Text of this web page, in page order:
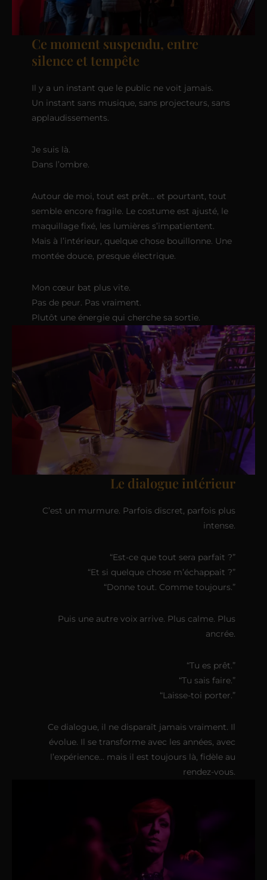
Ce moment suspendu, entre
silence et tempête
Il y a un instant que le public ne voit jamais.
Un instant sans musique, sans projecteurs, sans
applaudissements.
Je suis là.
Dans l’ombre.
Autour de moi, tout est prêt… et pourtant, tout
semble encore fragile. Le costume est ajusté, le
maquillage fixé, les lumières s’impatientent.
Mais à l’intérieur, quelque chose bouillonne. Une
montée douce, presque électrique.
Mon cœur bat plus vite.
Pas de peur. Pas vraiment.
Plutôt une énergie qui cherche sa sortie.
Le dialogue intérieur
C’est un murmure. Parfois discret, parfois plus
intense.
“Est-ce que tout sera parfait ?”
“Et si quelque chose m’échappait ?”
“Donne tout. Comme toujours.”
Puis une autre voix arrive. Plus calme. Plus
ancrée.
“Tu es prêt.”
“Tu sais faire.”
“Laisse-toi porter.”
Ce dialogue, il ne disparaît jamais vraiment. Il
évolue. Il se transforme avec les années, avec
l’expérience… mais il est toujours là, fidèle au
rendez-vous.